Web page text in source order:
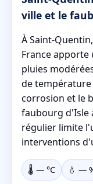
ville et le
À Saint-
France
pluies
de température
corrosion et le
faubourg d'Isle
régulier limite
interventions
🌡️ — °C 💧 —